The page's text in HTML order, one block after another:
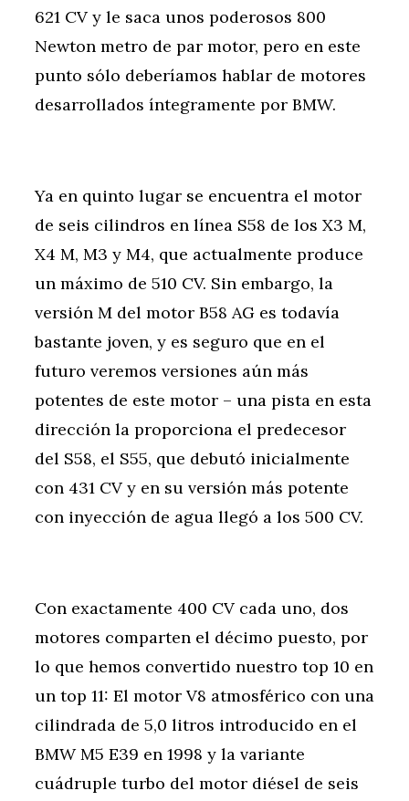
621 CV y le saca unos poderosos 800
Newton metro de par motor, pero en este
punto sólo deberíamos hablar de motores
desarrollados íntegramente por BMW.
Ya en quinto lugar se encuentra el motor
de seis cilindros en línea S58 de los X3 M,
X4 M, M3 y M4, que actualmente produce
un máximo de 510 CV. Sin embargo, la
versión M del motor B58 AG es todavía
bastante joven, y es seguro que en el
futuro veremos versiones aún más
potentes de este motor – una pista en esta
dirección la proporciona el predecesor
del S58, el S55, que debutó inicialmente
con 431 CV y en su versión más potente
con inyección de agua llegó a los 500 CV.
Con exactamente 400 CV cada uno, dos
motores comparten el décimo puesto, por
lo que hemos convertido nuestro top 10 en
un top 11: El motor V8 atmosférico con una
cilindrada de 5,0 litros introducido en el
BMW M5 E39 en 1998 y la variante
cuádruple turbo del motor diésel de seis